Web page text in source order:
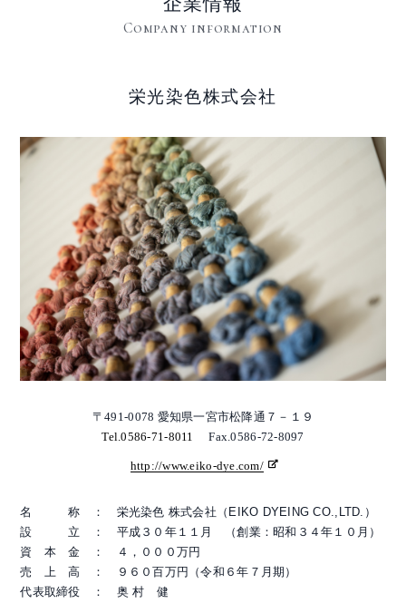
Company information
栄光染色株式会社
〒491-0078 愛知県一宮市松降通７－１９
Tel.0586-71-8011
Fax.0586-72-8097
http://www.eiko-dye.com/
名 称 ： 栄光染色 株式会社（EIKO DYEING CO.,LTD.）
設 立 ： 平成３０年１１月 （創業：昭和３４年１０月）
資 本 金 ： ４，０００万円
売 上 高 ： ９６０百万円（令和６年７月期）
代表取締役 ： 奥 村 健